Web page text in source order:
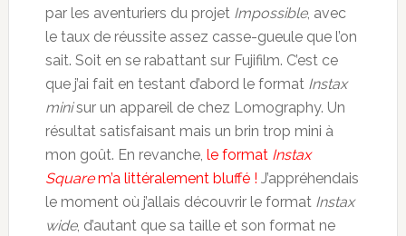
par les aventuriers du projet Impossible, avec
le taux de réussite assez casse-gueule que l’on
sait. Soit en se rabattant sur Fujifilm. C’est ce
que j’ai fait en testant d’abord le format Instax
minisur un appareil de chez Lomography. Un
résultat satisfaisant mais un brin trop mini à
mon goût. En revanche, le format Instax
Squarem’a littéralement bluffé ! J’appréhendais
le moment où j’allais découvrir le format Instax
wide, d’autant que sa taille et son format ne